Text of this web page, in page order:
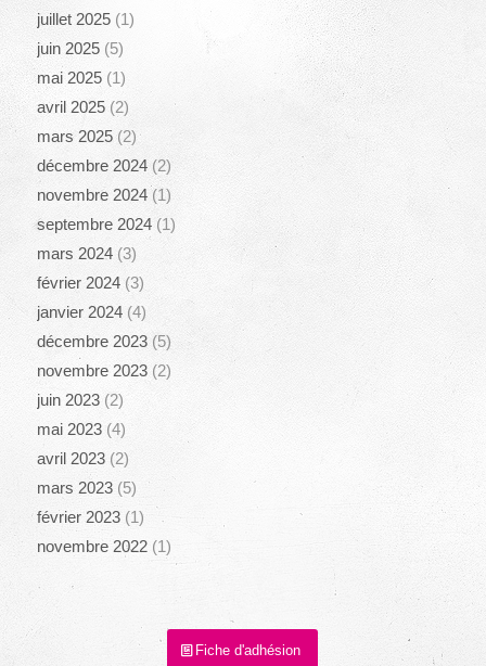
juillet 2025(1)
juin 2025(5)
mai 2025(1)
avril 2025(2)
mars 2025(2)
décembre 2024(2)
novembre 2024(1)
septembre 2024(1)
mars 2024(3)
février 2024(3)
janvier 2024(4)
décembre 2023(5)
novembre 2023(2)
juin 2023(2)
mai 2023(4)
avril 2023(2)
mars 2023(5)
février 2023(1)
novembre 2022(1)
Fiche d'adhésion